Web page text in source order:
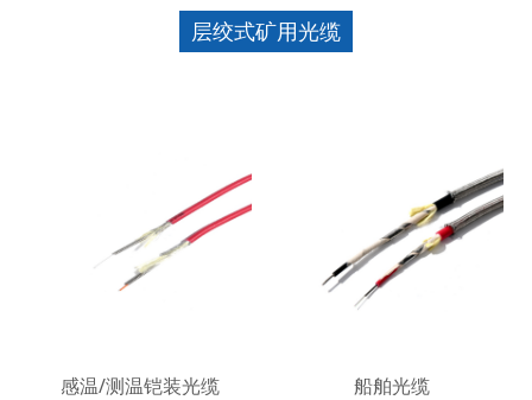
层绞式矿用光缆
感温/测温铠装光缆 船舶光缆